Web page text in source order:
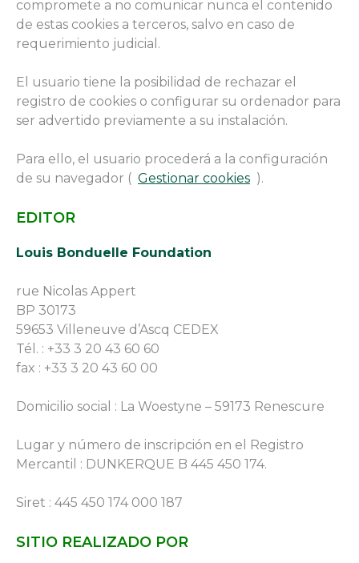
compromete a no comunicar nunca el contenido
de estas cookies a terceros, salvo en caso de
requerimiento judicial.
El usuario tiene la posibilidad de rechazar el
registro de cookies o configurar su ordenador para
ser advertido previamente a su instalación.
Para ello, el usuario procederá a la configuración
de su navegador ( Gestionar cookies ).
EDITOR
Louis Bonduelle Foundation
rue Nicolas Appert
BP 30173
59653 Villeneuve d’Ascq CEDEX
Tél. : +33 3 20 43 60 60
fax : +33 3 20 43 60 00
Domicilio social : La Woestyne – 59173 Renescure
Lugar y número de inscripción en el Registro
Mercantil : DUNKERQUE B 445 450 174.
Siret : 445 450 174 000 187
SITIO REALIZADO POR